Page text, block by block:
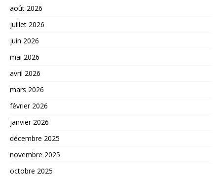
août 2026
juillet 2026
juin 2026
mai 2026
avril 2026
mars 2026
février 2026
janvier 2026
décembre 2025
novembre 2025
octobre 2025